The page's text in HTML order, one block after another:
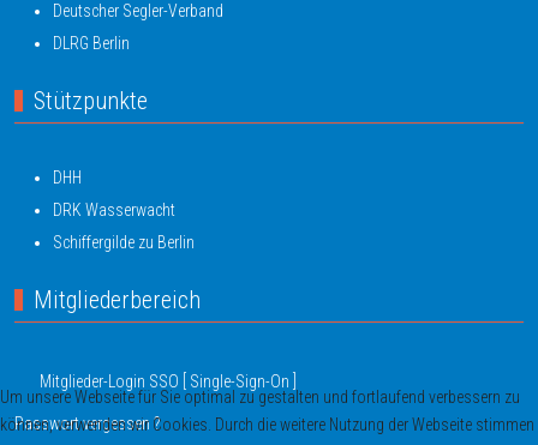
Deutscher Segler-Verband
DLRG Berlin
Stützpunkte
DHH
DRK Wasserwacht
Schiffergilde zu Berlin
Mitgliederbereich
Mitglieder-Login SSO [ Single-Sign-On ]
Passwort vergessen ?
Um unsere Webseite für Sie optimal zu gestalten und fortlaufend verbessern zu
können, verwenden wir Cookies. Durch die weitere Nutzung der Webseite stimmen